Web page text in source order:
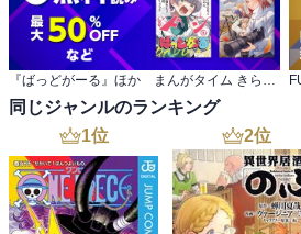
『ばっどがーる』ほか まんがタイム きらら7月新刊＆学園マンガ特集
同じジャンルのランキング
1位 2位